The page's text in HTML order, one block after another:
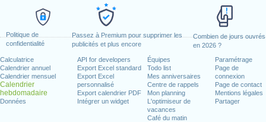
Politique de
confidentialité
Passez à Premium pour supprimer les
publicités et plus encore
Combien de jours ouvrés
en 2026 ?
Calculatrice
Calendrier annuel
Calendrier mensuel
Calendrier
hebdomadaire
Données
API for developers
Export Excel standard
Export Excel
personnalisé
Export calendrier PDF
Intégrer un widget
Équipes
Todo list
Mes anniversaires
Centre de rappels
Mon planning
L'optimiseur de
vacances
Café du matin
Paramétrage
Page de
connexion
Page de contact
Mentions légales
Partager